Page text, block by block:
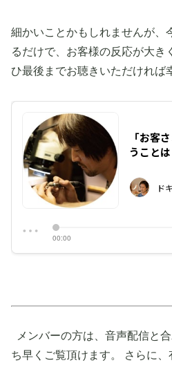
細かいことかもしれませんが、
るだけで、お客様の反応が大き
ひ最後までお聴きいただければ
メンバーの方は、音声配信と
ち早くご覧頂けます。 さらに